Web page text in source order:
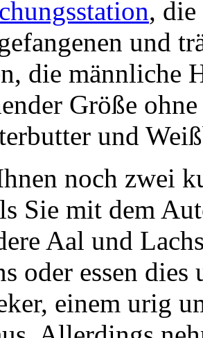
,
und
die männliche
Größe
und
noch zwei
Sie mit dem
Aal und
oder essen dies
einem urig